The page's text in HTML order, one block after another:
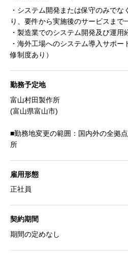
・システム開発または保守のみで
り、要件から実施後のサービスまで
・製造業でのシステム開発及び運用
・海外工場へのシステム導入サポ
修制度あり）
勤務予定地
富山村田製作所
(富山県富山市)
■勤務地変更の範囲：国内外の全拠
所
雇用形態
正社員
契約期間
期間の定めなし